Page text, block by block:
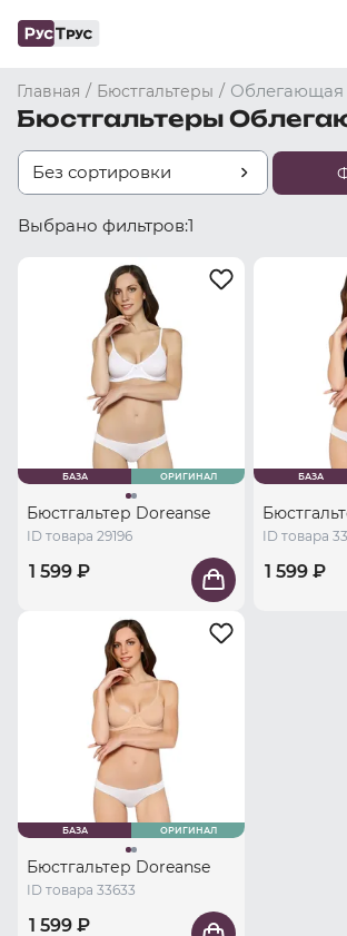
Главная / Бюстгальтеры / Облегающая
Бюстгальтеры
Без сортировки
Выбрано фильтров:1
БАЗА ОРИГИНАЛ
Бюстгальтер Doreanse
ID товара 29196
1 599 ₽
БАЗА
ID товара
1 599 ₽
БАЗА ОРИГИНАЛ
Бюстгальтер Doreanse
ID товара 33633
1 599 ₽